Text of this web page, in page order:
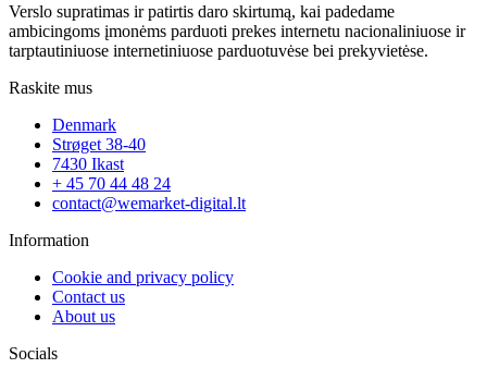
Verslo supratimas ir patirtis daro skirtumą, kai padedame
ambicingoms įmonėms parduoti prekes internetu nacionaliniuose ir
tarptautiniuose internetiniuose parduotuvėse bei prekyvietėse.
Raskite mus
Denmark
Strøget 38-40
7430 Ikast
+ 45 70 44 48 24
contact@wemarket-digital.lt
Information
Cookie and privacy policy
Contact us
About us
Socials